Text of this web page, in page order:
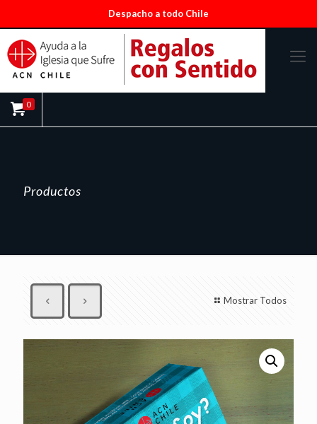
Despacho a todo Chile
0
Productos
Mostrar Todos